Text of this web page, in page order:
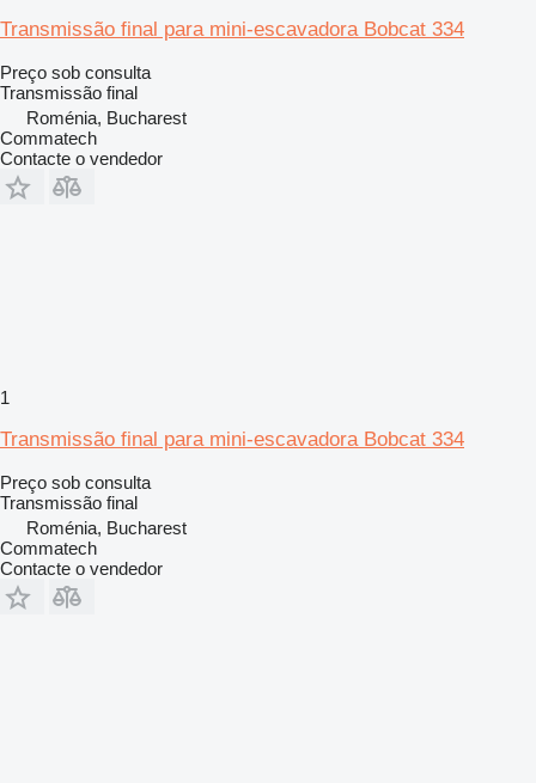
Transmissão final para mini-escavadora Bobcat 334
Preço sob consulta
Transmissão final
Roménia, Bucharest
Commatech
Contacte o vendedor
1
Transmissão final para mini-escavadora Bobcat 334
Preço sob consulta
Transmissão final
Roménia, Bucharest
Commatech
Contacte o vendedor